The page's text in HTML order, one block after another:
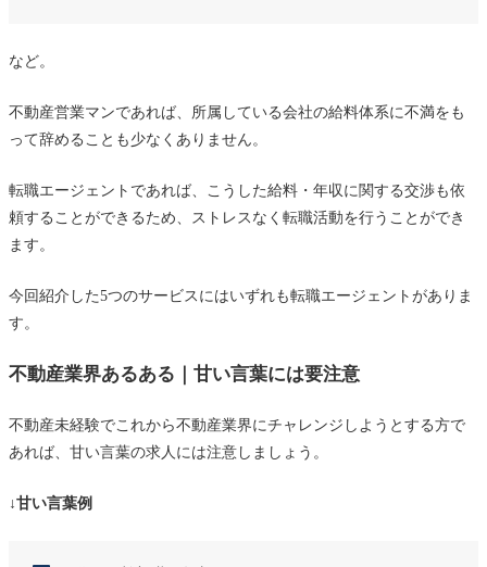
など。
不動産営業マンであれば、所属している会社の給料体系に不満をも
って辞めることも少なくありません。
転職エージェントであれば、こうした給料・年収に関する交渉も依
頼することができるため、ストレスなく転職活動を行うことができ
ます。
今回紹介した5つのサービスにはいずれも転職エージェントがありま
す。
不動産業界あるある｜甘い言葉には要注意
不動産未経験でこれから不動産業界にチャレンジしようとする方で
あれば、甘い言葉の求人には注意しましょう。
↓甘い言葉例